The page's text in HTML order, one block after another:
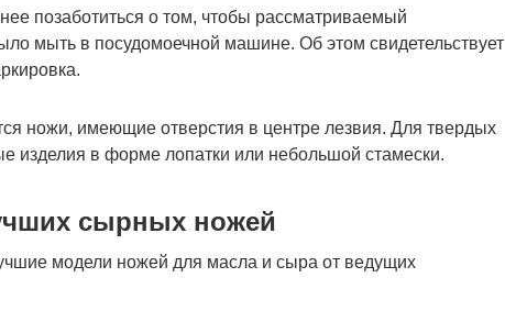
позаботиться о том, чтобы рассматриваемый
мыть в посудомоечной машине. Об этом свидетельствует
ножи, имеющие отверстия в центре лезвия. Для твердых
изделия в форме лопатки или небольшой стамески.
сырных ножей
модели ножей для масла и сыра от ведущих